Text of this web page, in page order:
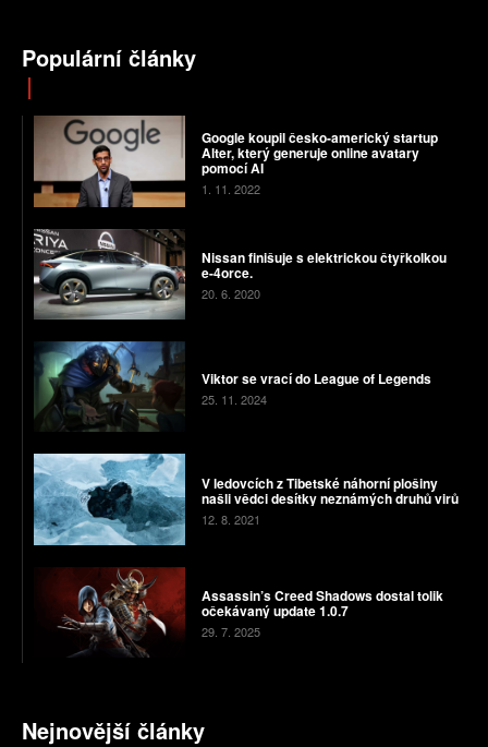
Populární články
Google koupil česko-americký startup
Alter, který generuje online avatary
pomocí AI
1. 11. 2022
Nissan finišuje s elektrickou čtyřkolkou
e-4orce.
20. 6. 2020
Viktor se vrací do League of Legends
25. 11. 2024
V ledovcích z Tibetské náhorní plošiny
našli vědci desítky neznámých druhů virů
12. 8. 2021
Assassin’s Creed Shadows dostal tolik
očekávaný update 1.0.7
29. 7. 2025
Nejnovější články